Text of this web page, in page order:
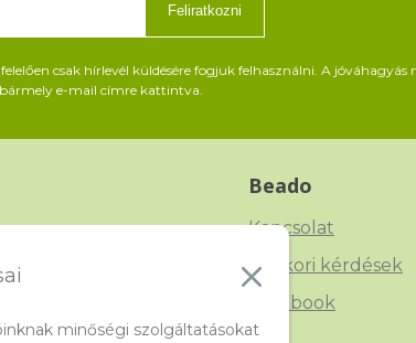
minőségi szolgáltatásokat
Feliratkozni
csak hírlevél küldésére fogjuk felhasználni. A
e-mail címre kattintva.
Beado
Kapcsolat
Gyakori kérdések
Facebook